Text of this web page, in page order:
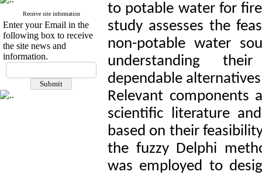
Receive site information
Enter your Email in the
following box to receive
the site news and
information.
to potable water for
study assesses the
non-potable water
understanding
dependable alternatives
Relevant components
scientific literature
based on their
the fuzzy Delphi
was employed to